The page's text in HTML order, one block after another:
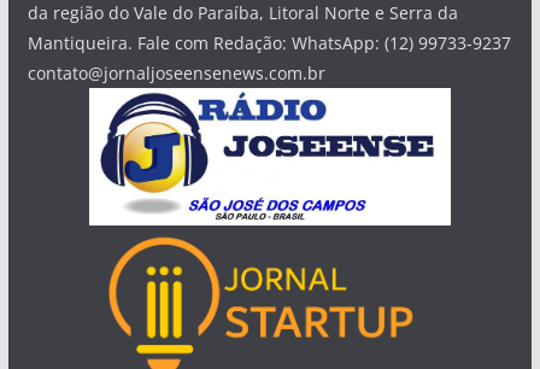
da região do Vale do Paraíba, Litoral Norte e Serra da
Mantiqueira. Fale com Redação: WhatsApp: (12) 99733-9237
contato@jornaljoseensenews.com.br